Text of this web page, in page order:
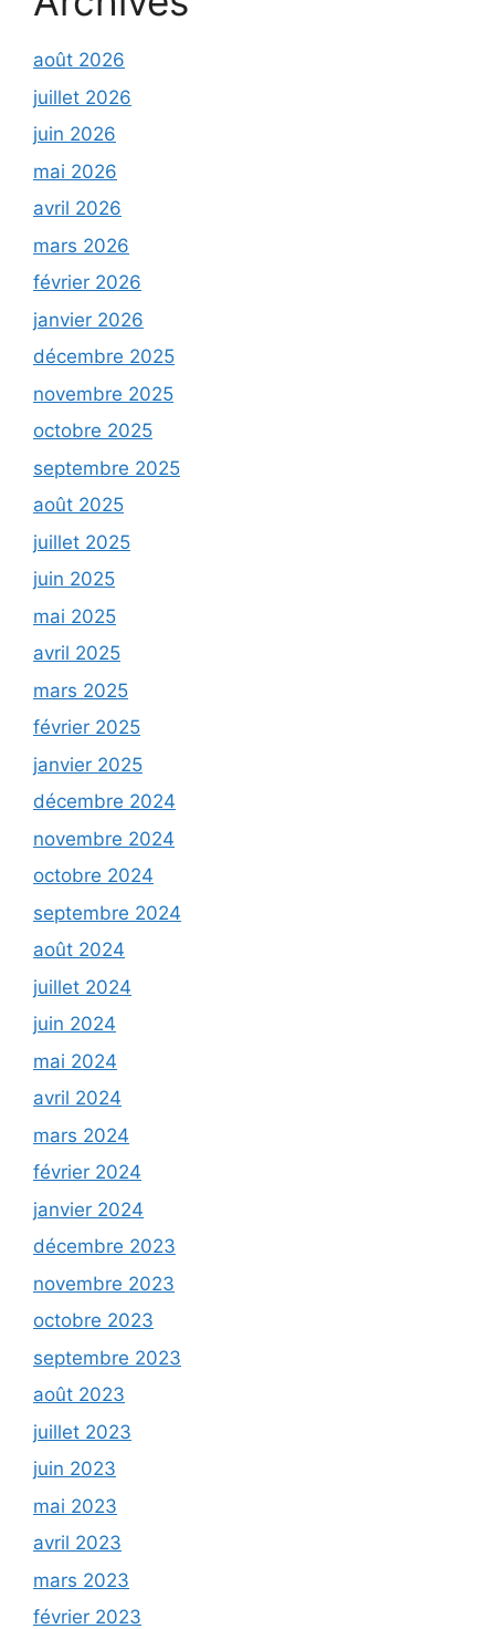
août 2026
juillet 2026
juin 2026
mai 2026
avril 2026
mars 2026
février 2026
janvier 2026
décembre 2025
novembre 2025
octobre 2025
septembre 2025
août 2025
juillet 2025
juin 2025
mai 2025
avril 2025
mars 2025
février 2025
janvier 2025
décembre 2024
novembre 2024
octobre 2024
septembre 2024
août 2024
juillet 2024
juin 2024
mai 2024
avril 2024
mars 2024
février 2024
janvier 2024
décembre 2023
novembre 2023
octobre 2023
septembre 2023
août 2023
juillet 2023
juin 2023
mai 2023
avril 2023
mars 2023
février 2023